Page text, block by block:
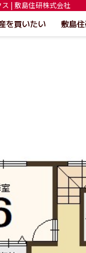
| 敷島住研株式会社
を買いたい 敷島